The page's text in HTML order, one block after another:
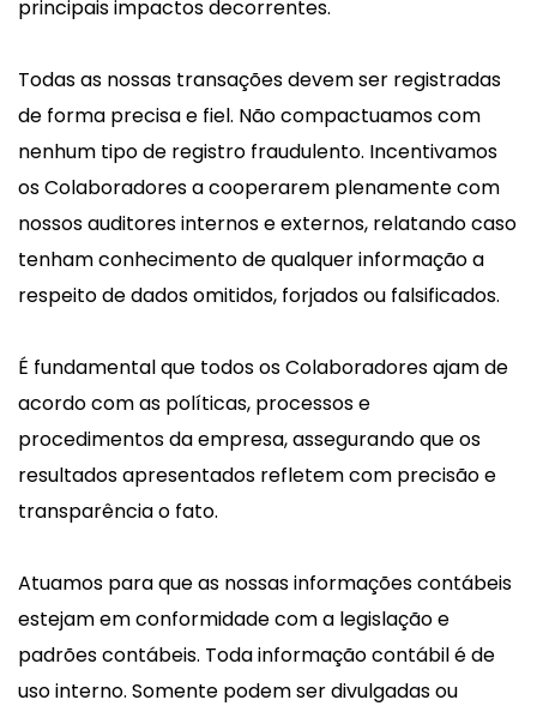
principais impactos decorrentes.
Todas as nossas transações devem ser registradas
de forma precisa e fiel. Não compactuamos com
nenhum tipo de registro fraudulento. Incentivamos
os Colaboradores a cooperarem plenamente com
nossos auditores internos e externos, relatando caso
tenham conhecimento de qualquer informação a
respeito de dados omitidos, forjados ou falsificados.
É fundamental que todos os Colaboradores ajam de
acordo com as políticas, processos e
procedimentos da empresa, assegurando que os
resultados apresentados refletem com precisão e
transparência o fato.
Atuamos para que as nossas informações contábeis
estejam em conformidade com a legislação e
padrões contábeis. Toda informação contábil é de
uso interno. Somente podem ser divulgadas ou